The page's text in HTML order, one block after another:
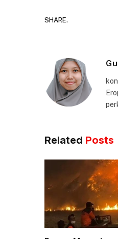
SHARE.
Related Posts